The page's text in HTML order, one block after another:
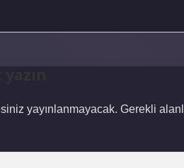
yayınlanmayacak. Gerekli